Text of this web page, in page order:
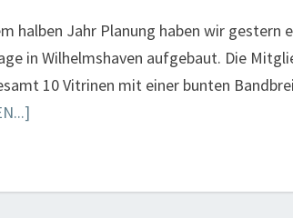
MEER
IN
DER
halben Jahr Planung haben wir gestern
in Wilhelmshaven aufgebaut. Die
10 Vitrinen mit einer bunten